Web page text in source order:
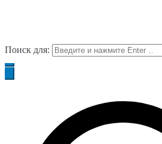
Поиск для: